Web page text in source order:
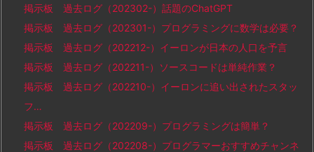
掲示板 過去ログ（202302-）話題のChatGPT
掲示板 過去ログ（202301-）プログラミングに数学は必要？
掲示板 過去ログ（202212-）イーロンが日本の人口を予言
掲示板 過去ログ（202211-）ソースコードは単純作業？
掲示板 過去ログ（202210-）イーロンに追い出されたスタッ
フ…
掲示板 過去ログ（202209-）プログラミングは簡単？
掲示板 過去ログ（202208-）プログラマーおすすめチャンネ